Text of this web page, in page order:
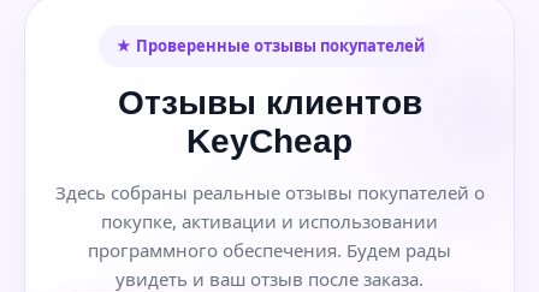
★ Проверенные отзывы покупателей
Отзывы клиентов
KeyCheap
Здесь собраны реальные отзывы покупателей о
покупке, активации и использовании
программного обеспечения. Будем рады
увидеть и ваш отзыв после заказа.